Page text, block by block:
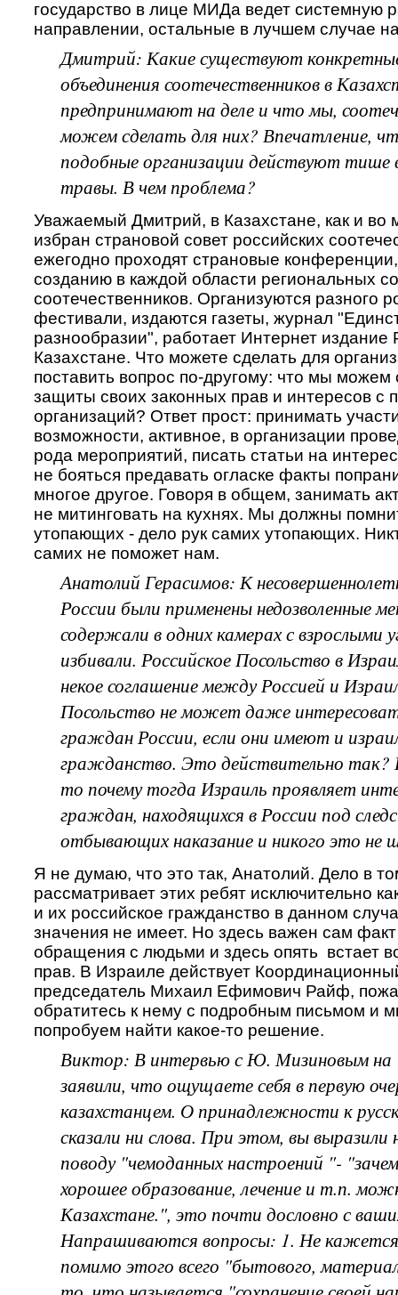
государство в лице МИДа ведет системную
направлении, остальные в лучшем случае
Дмитрий: Какие существуют
объединения соотечественников в
предпринимают на деле и что мы,
можем сделать для них? Впечатление,
подобные организации действуют
травы. В чем проблема?
Уважаемый Дмитрий, в Казахстане, как и во
избран страновой совет российских
ежегодно проходят страновые
созданию в каждой области региональных
соотечественников. Организуются разного
фестивали, издаются газеты, журнал
разнообразии", работает Интернет издание
Казахстане. Что можете сделать для
поставить вопрос по-другому: что мы можем
защиты своих законных прав и интересов
организаций? Ответ прост: принимать
возможности, активное, в организации
рода мероприятий, писать статьи на
не бояться предавать огласке факты
многое другое. Говоря в общем, занимать
не митинговать на кухнях. Мы должны
утопающих - дело рук самих утопающих.
самих не поможет нам.
Анатолий Герасимов: К
России были применены недозволенные
содержали в одних камерах с взрослыми
избивали. Российское Посольство в
некое соглашение между Россией и
Посольство не может даже
граждан России, если они имеют и
гражданство. Это действительно так?
то почему тогда Израиль проявляет
граждан, находящихся в России под
отбывающих наказание и никого это не
Я не думаю, что это так, Анатолий. Дело в
рассматривает этих ребят исключительно
и их российское гражданство в данном
значения не имеет. Но здесь важен сам
обращения с людьми и здесь опять встает
прав. В Израиле действует
председатель Михаил Ефимович Райф,
обратитесь к нему с подробным письмом и
попробуем найти какое-то решение.
Виктор: В интервью с Ю. Мизиновым на
заявили, что ощущаете себя в первую
казахстанцем. О принадлежности к
сказали ни слова. При этом, вы выразили
поводу "чемоданных настроений "-
хорошее образование, лечение и т.п.
Казахстане.", это почти дословно с
Напрашиваются вопросы: 1. Не
помимо этого всего "бытового,